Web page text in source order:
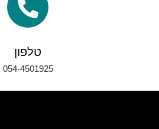
טלפון
054-4501925